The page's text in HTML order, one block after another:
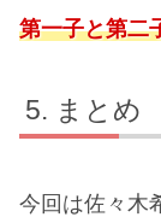
第一子と第二
まとめ
今回は佐々木